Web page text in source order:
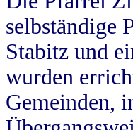
selbständige
Stabitz und
wurden
Gemeinden,